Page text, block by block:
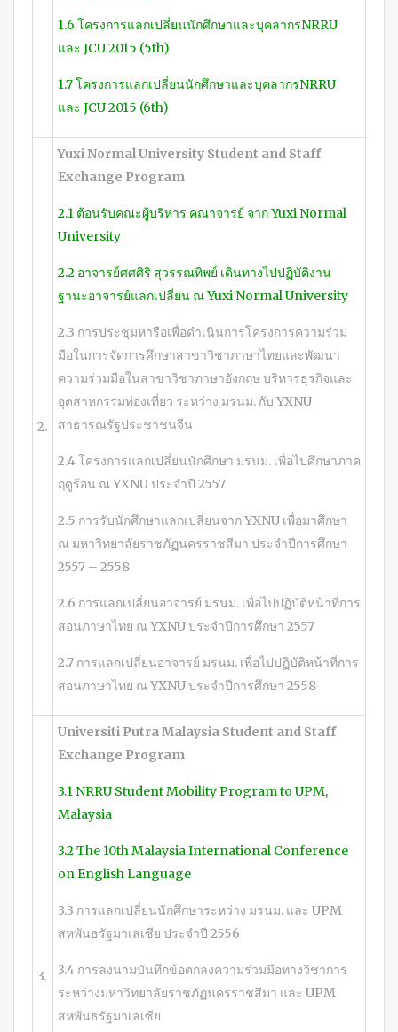
1.6 โครงการแลกเปลี่ยนนักศึกษาและบุคลากรNRRU
และ JCU 2015 (5th)
1.7 โครงการแลกเปลี่ยนนักศึกษาและบุคลากรNRRU
และ JCU 2015 (6th)
2.
Yuxi NormalUniversity Student and Staff
Exchange Program
2.1 ต้อนรับคณะผู้บริหาร คณาจารย์ จาก Yuxi Normal
University
2.2 อาจารย์ศศศิริ สุวรรณทิพย์ เดินทางไปปฏิบัติงาน
ฐานะอาจารย์แลกเปลี่ยน ณ Yuxi Normal University
2.3 การประชุมหารือเพื่อดำเนินการโครงการความร่วม
มือในการจัดการศึกษาสาขาวิชาภาษาไทยและพัฒนา
ความร่วมมือในสาขาวิชาภาษาอังกฤษ บริหารธุรกิจและ
อุตสาหกรรมท่องเที่ยว ระหว่าง มรนม. กับ YXNU
สาธารณรัฐประชาชนจีน
2.4 โครงการแลกเปลี่ยนนักศึกษา มรนม. เพื่อไปศึกษาภาค
ฤดูร้อน ณ YXNU ประจำปี 2557
2.5 การรับนักศึกษาแลกเปลี่ยนจาก YXNU เพื่อมาศึกษา
ณ มหาวิทยาลัยราชภัฏนครราชสีมา ประจำปีการศึกษา
2557 – 2558
2.6 การแลกเปลี่ยนอาจารย์ มรนม. เพื่อไปปฏิบัติหน้าที่การ
สอนภาษาไทย ณ YXNU ประจำปีการศึกษา 2557
2.7 การแลกเปลี่ยนอาจารย์ มรนม. เพื่อไปปฏิบัติหน้าที่การ
สอนภาษาไทย ณ YXNU ประจำปีการศึกษา 2558
3.
Universiti Putra Malaysia Student and Staff
Exchange Program
3.1 NRRU Student Mobility Program to UPM,
Malaysia
3.2 The 10th Malaysia International Conference
on English Language
3.3 การแลกเปลี่ยนนักศึกษาระหว่าง มรนม. และ UPM
สหพันธรัฐมาเลเซีย ประจำปี 2556
3.4 การลงนามบันทึกข้อตกลงความร่วมมือทางวิชาการ
ระหว่างมหาวิทยาลัยราชภัฏนครราชสีมา และ UPM
สหพันธรัฐมาเลเซีย